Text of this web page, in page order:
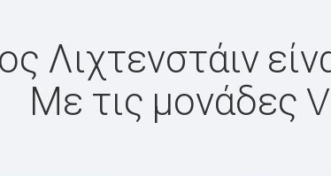
Λιχτενστάιν
Με τις μονάδες